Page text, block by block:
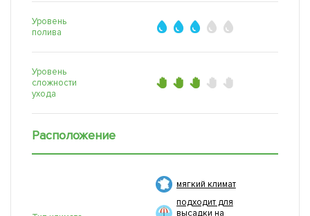
Уровень
полива
Уровень
сложности
ухода
Расположение
мягкий климат
подходит для
высадки на